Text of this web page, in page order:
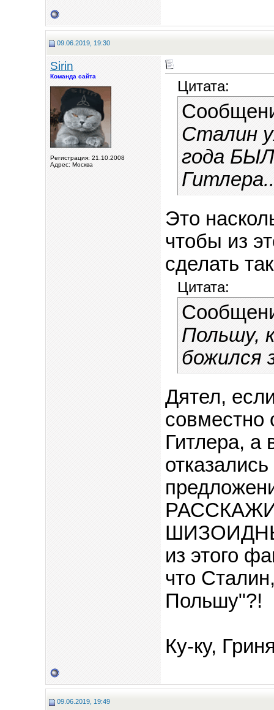
09.06.2019, 19:30
Sirin
Команда сайта
Регистрация: 21.10.2008
Адрес: Москва
Цитата:
Сталин
года
Это
чтобы из
сделать
Цитата:
Польшу,
божился
Дятел,
совместно
Гитлера, а
из этого
что
Польшу"?!
Ку-ку,
09.06.2019, 19:49